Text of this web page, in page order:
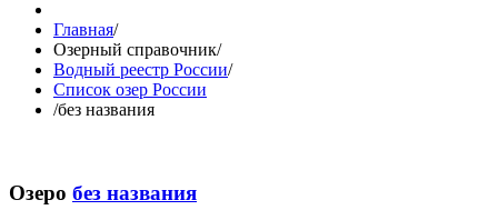
Главная/
Озерный справочник/
Водный реестр России/
Список озер России
/без названия
Озеро без названия